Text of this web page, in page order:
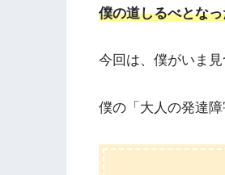
僕の道しるべとな
今回は、僕がいま
僕の「大人の発達